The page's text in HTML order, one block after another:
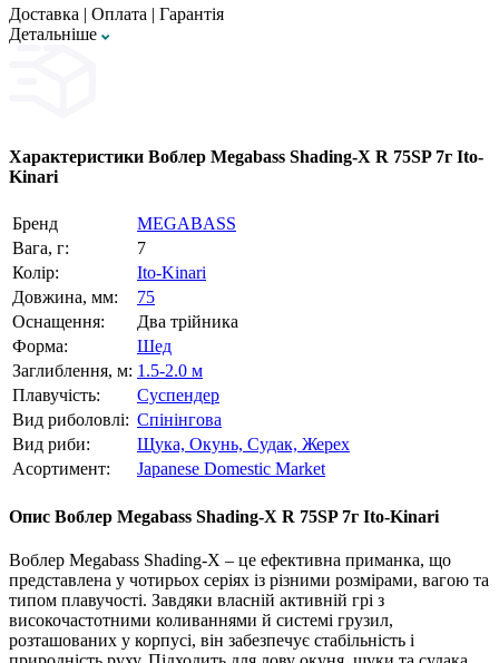
Доставка | Оплата | Гарантія
Детальнiше
Характеристики Воблер Megabass Shading-X R 75SP 7г Ito-
Kinari
Бренд
MEGABASS
Вага, г:
7
Колір:
Ito-Kinari
Довжина, мм:
75
Оснащення:
Два трійника
Форма:
Шед
Заглиблення, м: 1.5-2.0 м
Плавучість:
Суспендер
Вид риболовлі: Спінінгова
Вид риби:
Щука, Окунь, Судак, Жерех
Асортимент:
Japanese Domestic Market
Опис Воблер Megabass Shading-X R 75SP 7г Ito-Kinari
Воблер Megabass Shading-X – це ефективна приманка, що
представлена у чотирьох серіях із різними розмірами, вагою та
типом плавучості. Завдяки власній активній грі з
високочастотними коливаннями й системі грузил,
розташованих у корпусі, він забезпечує стабільність і